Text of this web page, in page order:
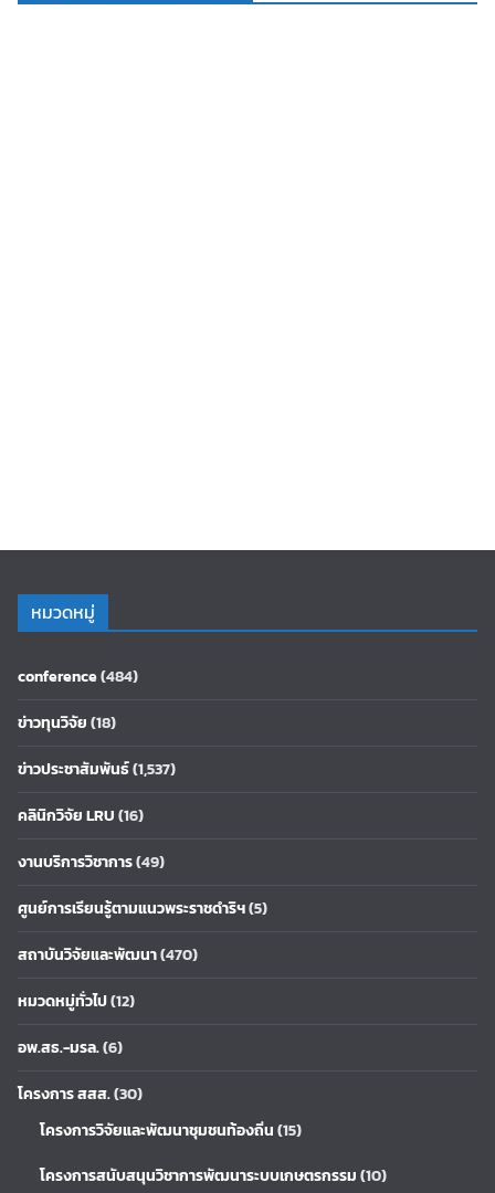
หมวดหมู่
conference(484)
ข่าวทุนวิจัย(18)
ข่าวประชาสัมพันธ์(1,537)
คลินิกวิจัย LRU(16)
งานบริการวิชาการ(49)
ศูนย์การเรียนรู้ตามแนวพระราชดำริฯ(5)
สถาบันวิจัยและพัฒนา(470)
หมวดหมู่ทั่วไป(12)
อพ.สธ.-มรล.(6)
โครงการ สสส.(30)
โครงการวิจัยและพัฒนาชุมชนท้องถิ่น(15)
โครงการสนับสนุนวิชาการพัฒนาระบบเกษตรกรรม(10)